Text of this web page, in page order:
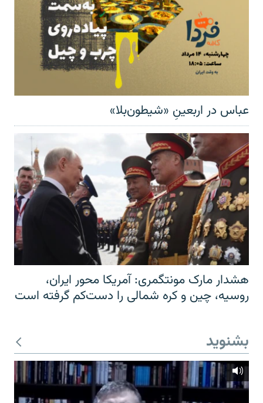
عباس در اربعینِ «شیطون‌بلا»
هشدار مارک مونتگمری: آمریکا محور ایران،
روسیه، چین و کره شمالی را دست‌کم گرفته است
بشنوید